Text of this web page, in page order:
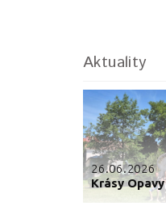
Aktuality
26.06.2026
Krásy Opavy